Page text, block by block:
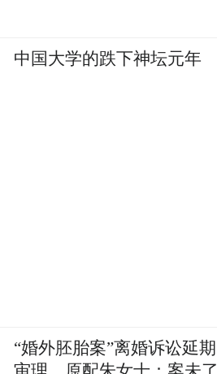
中国大学的跌下神坛元年
“婚外胚胎案”离婚诉讼延期